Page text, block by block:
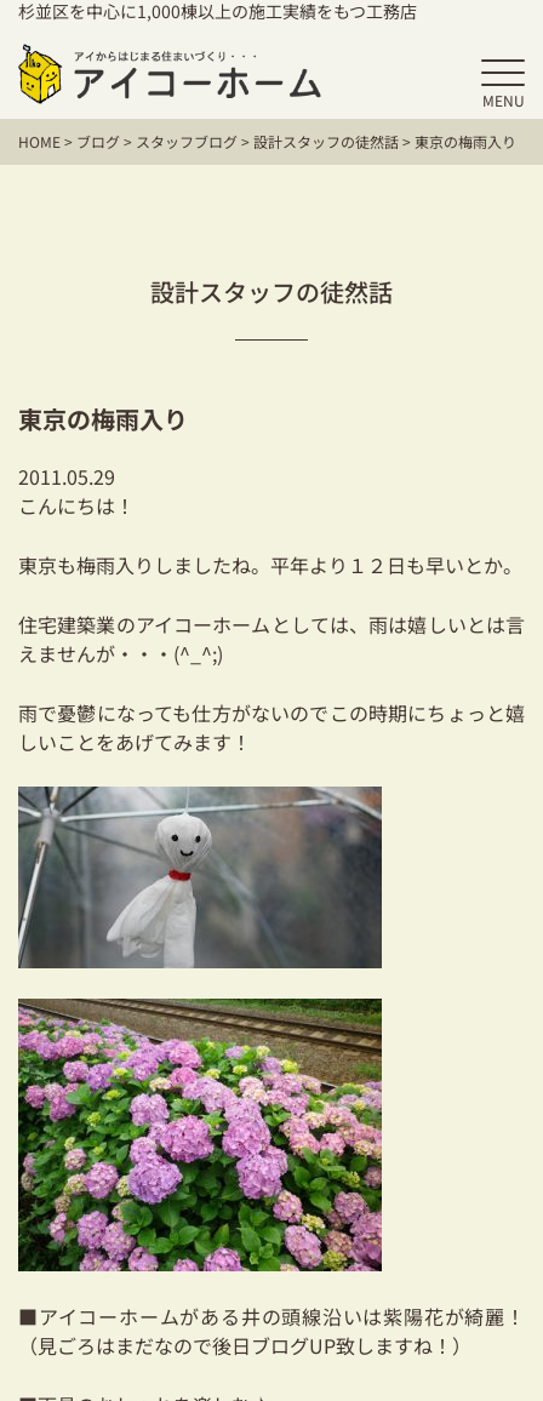
杉並区を中心に1,000棟以上の施工実績をもつ工務店
MENU
HOME
アイコーホームの家づくり
お客様の声
保証／アフターサポート
耐震対策も安心の家づくり
リフォーム・リノベーションをお考えの方
必見！土地からお探しの方へ
資金計画についてのご相談
ショールーム
お知らせ
採用情報
03-3334-0334
HOME> ブログ> スタッフブログ>設計スタッフの徒然話>東京の梅雨入り
設計スタッフの徒然話
東京の梅雨入り
2011.05.29
こんにちは！
東京も梅雨入りしましたね。平年より１２日も早いとか。
住宅建築業のアイコーホームとしては、雨は嬉しいとは言
えませんが・・・(^_^;)
雨で憂鬱になっても仕方がないのでこの時期にちょっと嬉
しいことをあげてみます！
■アイコーホームがある井の頭線沿いは紫陽花が綺麗！
（見ごろはまだなので後日ブログUP致しますね！）